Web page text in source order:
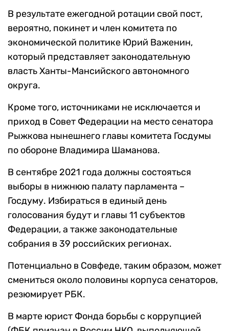
В результате ежегодной ротации свой пост,
вероятно, покинет и член комитета по
экономической политике Юрий Важенин,
который представляет законодательную
власть Ханты-Мансийского автономного
округа.
Кроме того, источниками не исключается и
приход в Совет Федерации на место сенатора
Рыжкова нынешнего главы комитета Госдумы
по обороне Владимира Шаманова.
В сентябре 2021 года должны состояться
выборы в нижнюю палату парламента –
Госдуму. Избираться в единый день
голосования будут и главы 11 субъектов
Федерации, а также законодательные
собрания в 39 российских регионах.
Потенциально в Совфеде, таким образом, может
смениться около половины корпуса сенаторов,
резюмирует РБК.
В марте юрист Фонда борьбы с коррупцией